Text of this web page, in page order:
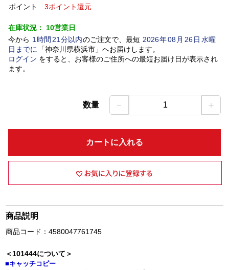
ポイント
3ポイント還元
在庫状況： 10営業日
今から 1 時間 21 分以内のご注文で、最短 2026年08 月 26日水曜
日 までに 「神奈川県横浜市」 へお届けします。
ログイン をすると、お客様のご住所への最短お届け日が表示され
ます。
数量 － 1 ＋
カートに入れる
商品説明
商品コード：4580047761745
＜101444について＞
■キャッチコピー